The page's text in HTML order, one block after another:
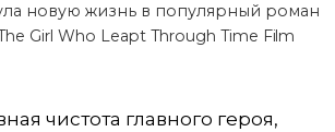
новую жизнь в популярный роман
Girl Who Leapt Through Time Film
чистота главного героя,